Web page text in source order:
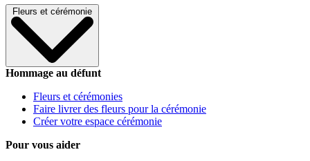
Fleurs et cérémonie
Hommage au défunt
Fleurs et cérémonies
Faire livrer des fleurs pour la cérémonie
Créer votre espace cérémonie
Pour vous aider